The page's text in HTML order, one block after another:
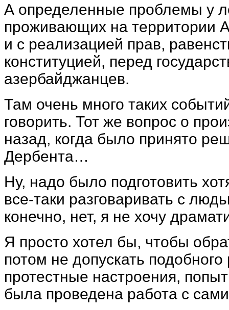
А определенные проблемы у
проживающих на территории
и с реализацией прав,
конституцией, перед
азербайджанцев.
Там очень много таких
говорить. Тот же вопрос о
назад, когда было принято
Дербента…
Ну, надо было подготовить
все-таки разговаривать с
конечно, нет, я не хочу
Я просто хотел бы, чтобы
потом не допускать
протестные настроения,
была проведена работа с